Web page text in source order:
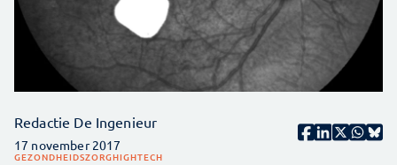
Redactie De Ingenieur
17 november 2017
GEZONDHEIDSZORGHIGHTECH